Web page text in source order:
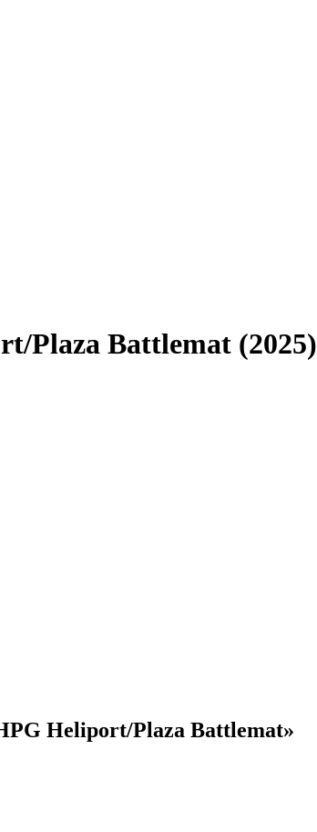
Plaza Battlemat (2025)
Heliport/Plaza Battlemat»